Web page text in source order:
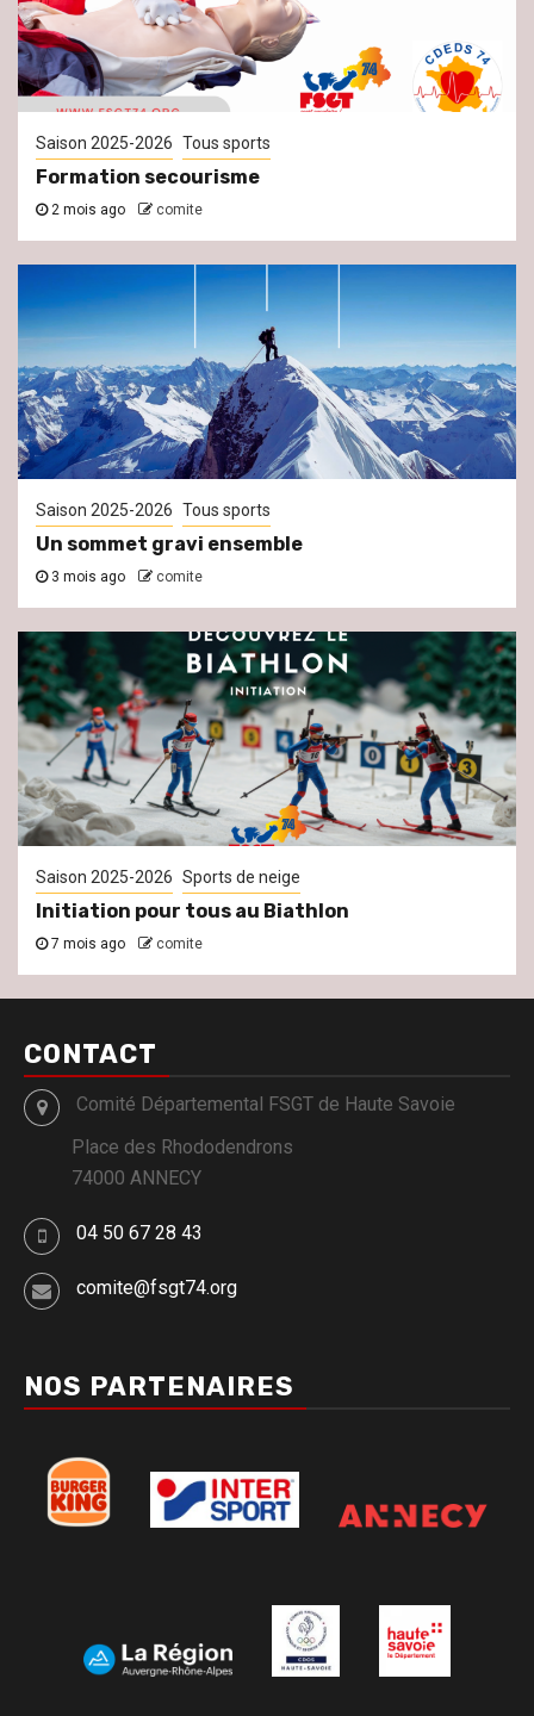
Saison 2025-2026 Tous sports
Formation secourisme
2 mois ago comite
Saison 2025-2026 Tous sports
Un sommet gravi ensemble
3 mois ago comite
Saison 2025-2026 Sports de neige
Initiation pour tous au Biathlon
7 mois ago comite
CONTACT
Comité Départemental FSGT de Haute Savoie
Place des Rhododendrons
74000 ANNECY
04 50 67 28 43
comite@fsgt74.org
NOS PARTENAIRES